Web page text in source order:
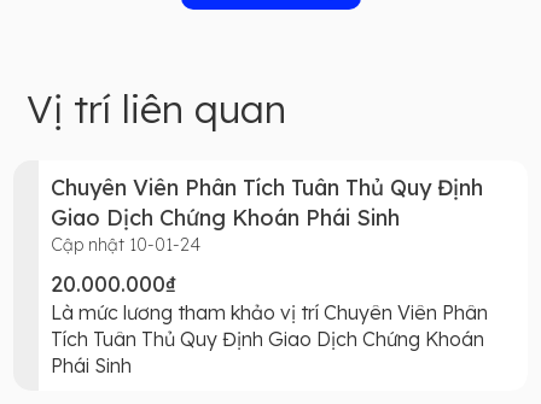
Vị trí liên quan
Chuyên Viên Phân Tích Tuân Thủ Quy Định
Giao Dịch Chứng Khoán Phái Sinh
Cập nhật 10-01-24
20.000.000₫
Là mức lương tham khảo vị trí Chuyên Viên Phân
Tích Tuân Thủ Quy Định Giao Dịch Chứng Khoán
Phái Sinh